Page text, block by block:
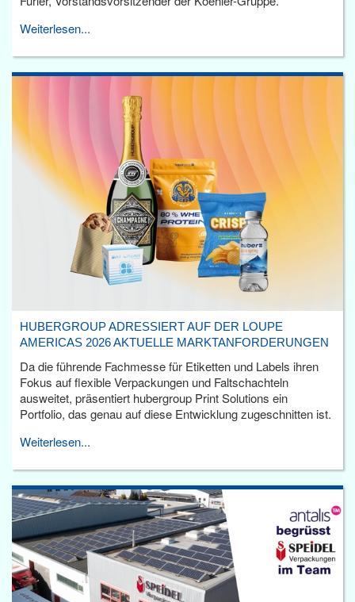
Weiterlesen...
HUBERGROUP ADRESSIERT AUF DER LOUPE
AMERICAS 2026 AKTUELLE MARKTANFORDERUNGEN
Da die führende Fachmesse für Etiketten und Labels ihren
Fokus auf flexible Verpackungen und Faltschachteln
ausweitet, präsentiert hubergroup Print Solutions ein
Portfolio, das genau auf diese Entwicklung zugeschnitten ist.
Weiterlesen...